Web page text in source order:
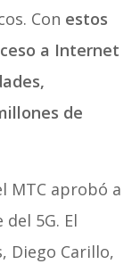
Con estos
a Internet
de
MTC aprobó a
5G. El
Diego Carillo,